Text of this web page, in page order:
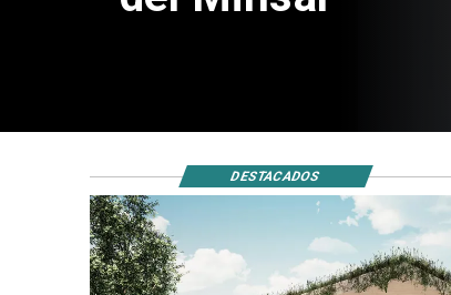
DESTACADOS